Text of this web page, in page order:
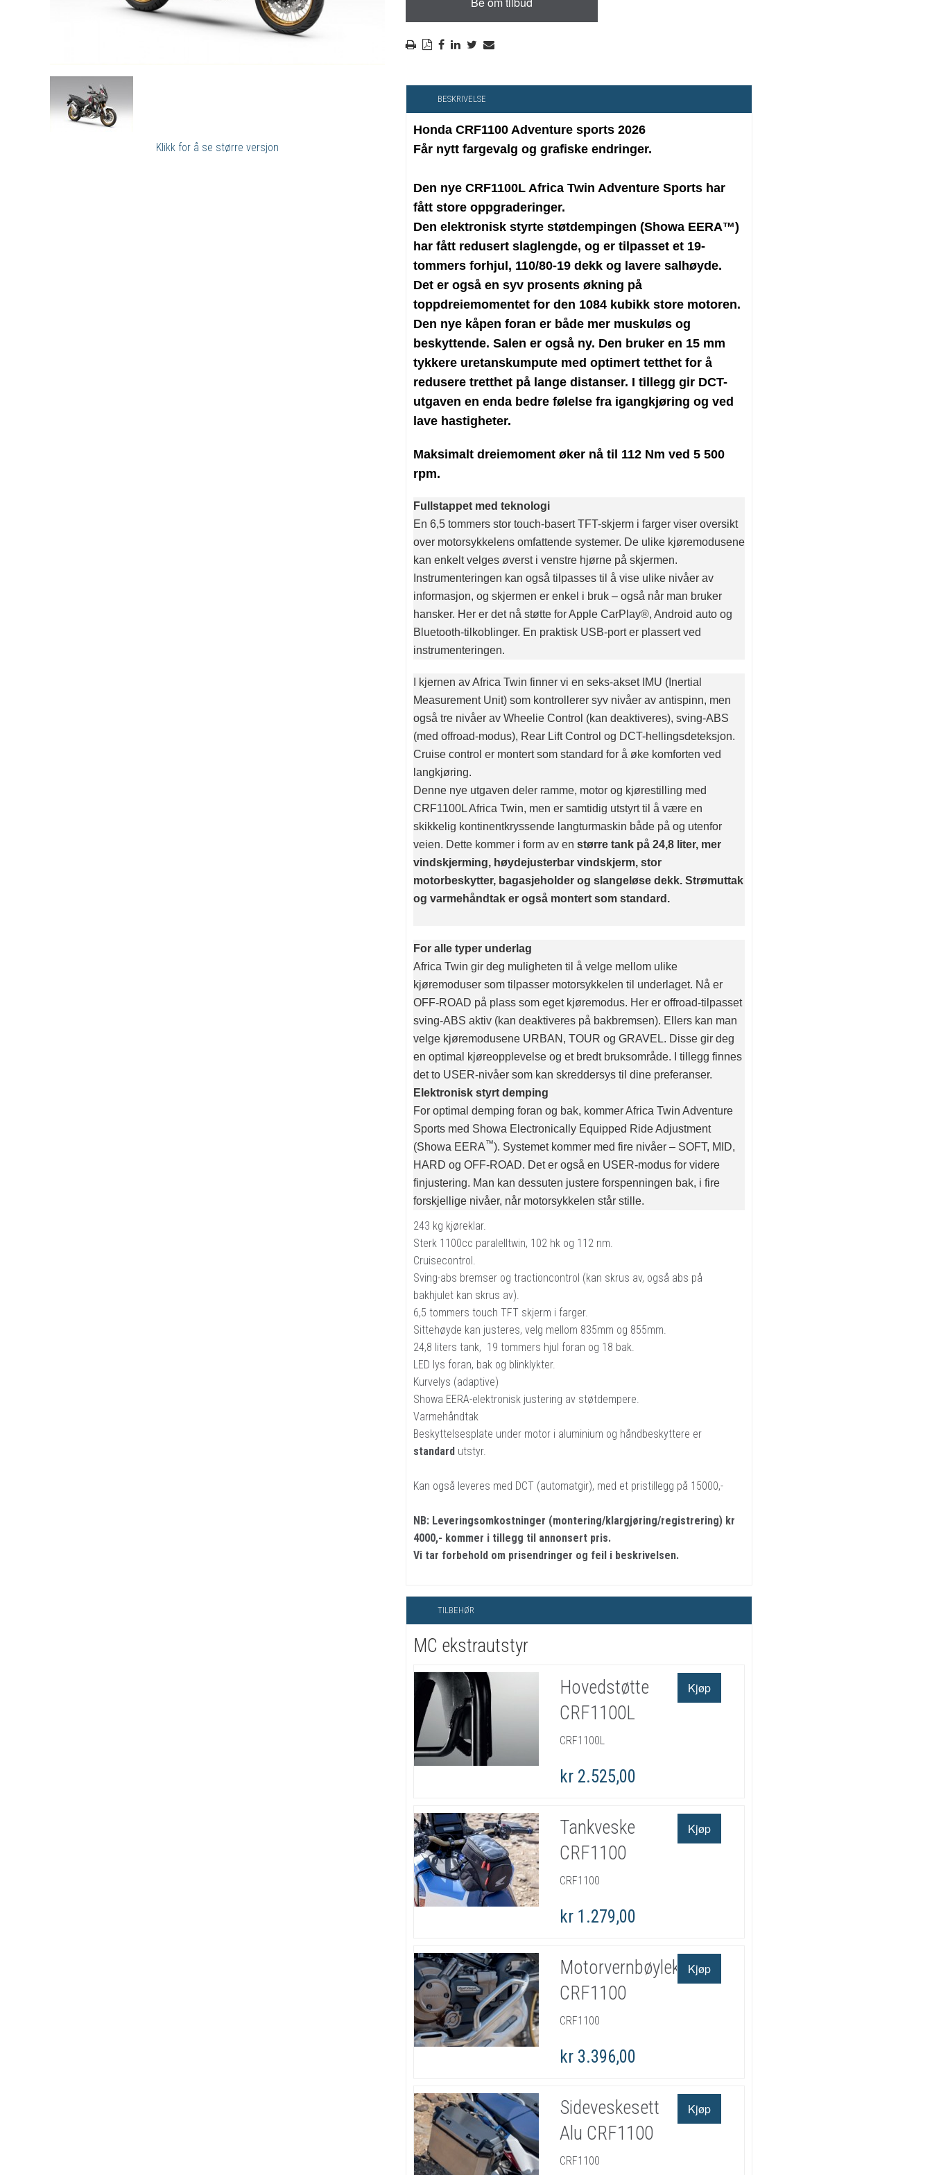
Klikk for å se større versjon
BESKRIVELSE
Honda CRF1100 Adventure sports 2026
Får nytt fargevalg og grafiske endringer.
Den nye CRF1100L Africa Twin Adventure Sports har
fått store oppgraderinger.
Den elektronisk styrte støtdempingen (Showa EERA™)
har fått redusert slaglengde, og er tilpasset et 19-
tommers forhjul, 110/80-19 dekk og lavere salhøyde.
Det er også en syv prosents økning på
toppdreiemomentet for den 1084 kubikk store motoren.
Den nye kåpen foran er både mer muskuløs og
beskyttende. Salen er også ny. Den bruker en 15 mm
tykkere uretanskumpute med optimert tetthet for å
redusere tretthet på lange distanser. I tillegg gir DCT-
utgaven en enda bedre følelse fra igangkjøring og ved
lave hastigheter.
Maksimalt dreiemoment øker nå til 112 Nm ved 5 500
rpm.
Fullstappet med teknologi
En 6,5 tommers stor touch-basert TFT-skjerm i farger viser oversikt
over motorsykkelens omfattende systemer. De ulike kjøremodusene
kan enkelt velges øverst i venstre hjørne på skjermen.
Instrumenteringen kan også tilpasses til å vise ulike nivåer av
informasjon, og skjermen er enkel i bruk – også når man bruker
hansker. Her er det nå støtte for Apple CarPlay®, Android auto og
Bluetooth-tilkoblinger. En praktisk USB-port er plassert ved
instrumenteringen.
I kjernen av Africa Twin finner vi en seks-akset IMU (Inertial
Measurement Unit) som kontrollerer syv nivåer av antispinn, men
også tre nivåer av Wheelie Control (kan deaktiveres), sving-ABS
(med offroad-modus), Rear Lift Control og DCT-hellingsdeteksjon.
Cruise control er montert som standard for å øke komforten ved
langkjøring.
Denne nye utgaven deler ramme, motor og kjørestilling med
CRF1100L Africa Twin, men er samtidig utstyrt til å være en
skikkelig kontinentkryssende langturmaskin både på og utenfor
veien. Dette kommer i form av en større tank på 24,8 liter, mer
vindskjerming, høydejusterbar vindskjerm, stor
motorbeskytter, bagasjeholder og slangeløse dekk. Strømuttak
og varmehåndtak er også montert som standard.
For alle typer underlag
Africa Twin gir deg muligheten til å velge mellom ulike
kjøremoduser som tilpasser motorsykkelen til underlaget. Nå er
OFF-ROAD på plass som eget kjøremodus. Her er offroad-tilpasset
sving-ABS aktiv (kan deaktiveres på bakbremsen). Ellers kan man
velge kjøremodusene URBAN, TOUR og GRAVEL. Disse gir deg
en optimal kjøreopplevelse og et bredt bruksområde. I tillegg finnes
det to USER-nivåer som kan skreddersys til dine preferanser.
Elektronisk styrt demping
For optimal demping foran og bak, kommer Africa Twin Adventure
Sports med Showa Electronically Equipped Ride Adjustment
(Showa EERA™). Systemet kommer med fire nivåer – SOFT, MID,
HARD og OFF-ROAD. Det er også en USER-modus for videre
finjustering. Man kan dessuten justere forspenningen bak, i fire
forskjellige nivåer, når motorsykkelen står stille.
243 kg kjøreklar.
Sterk 1100cc paralelltwin, 102 hk og 112 nm.
Cruisecontrol.
Sving-abs bremser og tractioncontrol (kan skrus av, også abs på
bakhjulet kan skrus av).
6,5 tommers touch TFT skjerm i farger.
Sittehøyde kan justeres, velg mellom 835mm og 855mm.
24,8 liters tank, 19 tommers hjul foran og 18 bak.
LED lys foran, bak og blinklykter.
Kurvelys (adaptive)
Showa EERA-elektronisk justering av støtdempere.
Varmehåndtak
Beskyttelsesplate under motor i aluminium og håndbeskyttere er
standard utstyr.
Kan også leveres med DCT (automatgir), med et pristillegg på 15000,-
NB: Leveringsomkostninger (montering/klargjøring/registrering) kr
4000,- kommer i tillegg til annonsert pris.
Vi tar forbehold om prisendringer og feil i beskrivelsen.
TILBEHØR
MC ekstrautstyr
Hovedstøtte
CRF1100L
CRF1100L
kr 2.525,00
Tankveske
CRF1100
CRF1100
kr 1.279,00
Motorvernbøylekit
CRF1100
CRF1100
kr 3.396,00
Sideveskesett
Alu CRF1100
CRF1100